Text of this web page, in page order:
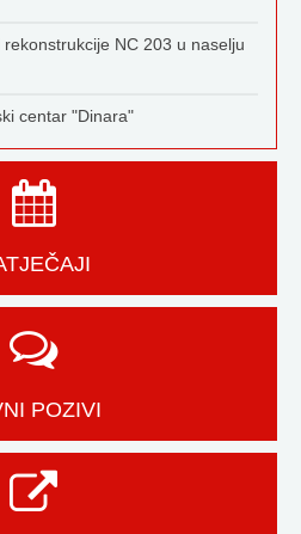
NC 203 u naselju
centar "Dinara"
POZIVI